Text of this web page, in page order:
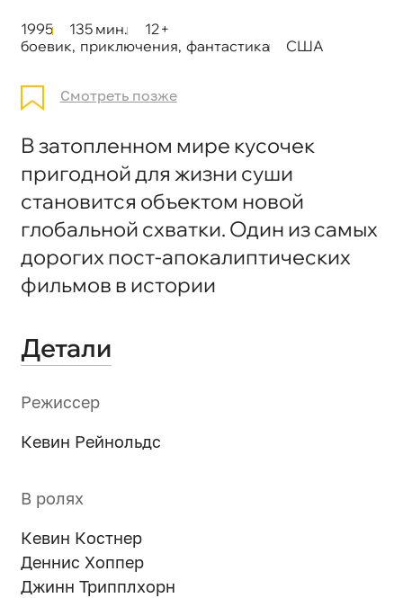
1995 135 мин.
12+
боевик, приключения, фантастика США
Смотреть позже
В затопленном мире кусочек
пригодной для жизни суши
становится объектом новой
глобальной схватки. Один из самых
дорогих пост-апокалиптических
фильмов в истории
Детали
Режиссер
Кевин Рейнольдс
В ролях
Кевин Костнер
Деннис Хоппер
Джинн Трипплхорн